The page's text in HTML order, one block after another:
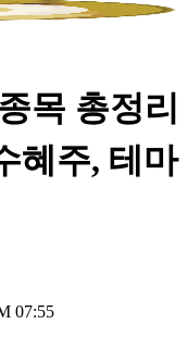
목 총정리
혜주, 테마
07:55